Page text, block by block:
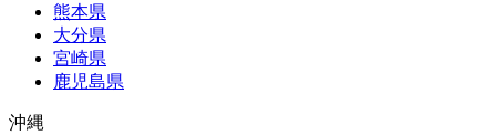
熊本県
大分県
宮崎県
鹿児島県
沖縄